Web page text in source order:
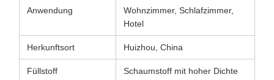
Anwendung
Wohnzimmer, Schlafzimmer,
Hotel
Herkunftsort Huizhou, China
Füllstoff Schaumstoff mit hoher Dichte